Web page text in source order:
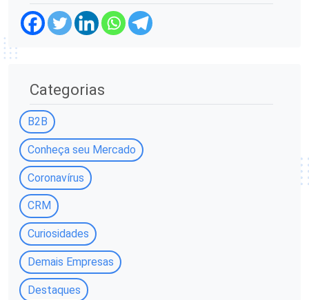
Categorias
B2B
Conheça seu Mercado
Coronavírus
CRM
Curiosidades
Demais Empresas
Destaques